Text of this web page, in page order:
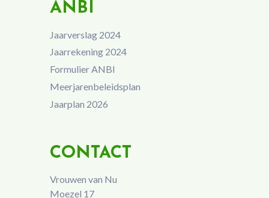
ANBI
Jaarverslag 2024
Jaarrekening 2024
Formulier ANBI
Meerjarenbeleidsplan
Jaarplan 2026
CONTACT
Vrouwen van Nu
Moezel 17